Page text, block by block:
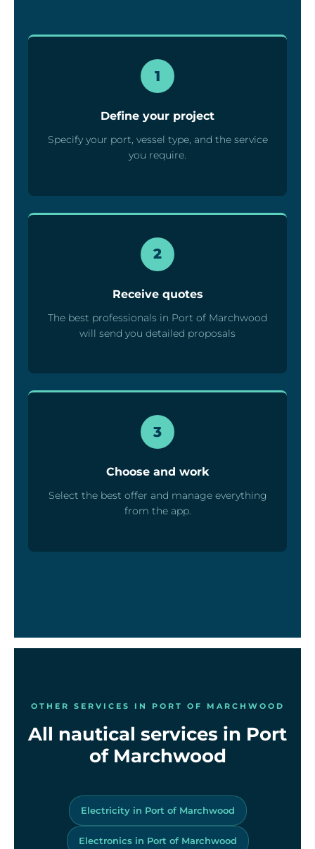
1
Define your project
Specify your port, vessel type, and the service
you require.
2
Receive quotes
The best professionals in Port of Marchwood
will send you detailed proposals
3
Choose and work
Select the best offer and manage everything
from the app.
OTHER SERVICES IN PORT OF MARCHWOOD
All nautical services in Port
of Marchwood
Electricity in Port of Marchwood
Electronics in Port of Marchwood